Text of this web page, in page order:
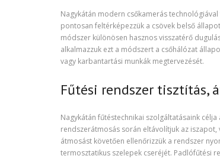
Nagykátán modern csőkamerás
pontosan feltérképezzük a csövek belső
módszer különösen hasznos visszatérő
alkalmazzuk ezt a módszert a csőhálózat
vagy karbantartási munkák megtervezését.
Fűtési rendszer tisztítás,
Nagykátán fűtéstechnikai szolgáltatásaink
rendszerátmosás során eltávolítjuk az
átmosást követően ellenőrizzük a rendszer
termosztatikus szelepek cseréjét. Padlófűtési